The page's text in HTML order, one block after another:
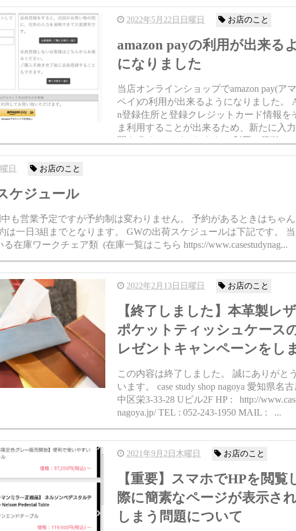
はどう...
2022年5月22日日曜日 お店のこと
amazon payの利用が出来る
になりました
当店オンラインショップでamazon pay(ア
ペイ)の利用が出来るようになりました。
n登録住所と登録クレジットカード情報を
ま利用することが出来るため、新たに入
間を省くことができます。 利用は簡単でカ
画面下部に「amazon pay」ボタンがあり...
日 お店のこと
ケジュール
も営業予定ですが予約制は変わりません。 予約があるときはちゃ
は一日3組までとなります。 GWの出荷スケジュールは下記です。
在庫ワークチェア類 (在庫一覧はこちら https://www.casestudynag...
2022年2月13日日曜日 お店のこと
【終了しました】本革製レ
ポケットティッシュケース
レゼントキャンペーンをし
この内容は終了しました。 誠にありがと
います。 case study shop nagoya 愛知県名
中区栄3-33-28 Uビル2F HP : http://
nagoya.jp/ TEL : 052-243-1950 MAIL : ...
2021年9月2日木曜日 お店のこと
【重要】スマホでHPを閲覧
際に簡素なページが表示さ
しまう問題について